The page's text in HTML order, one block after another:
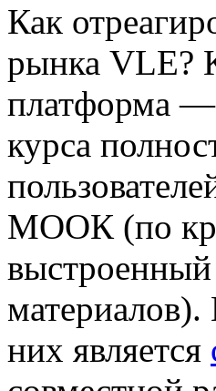
Как
рынка VLE?
платформа —
курса
МООК (по
выстроенный
них является